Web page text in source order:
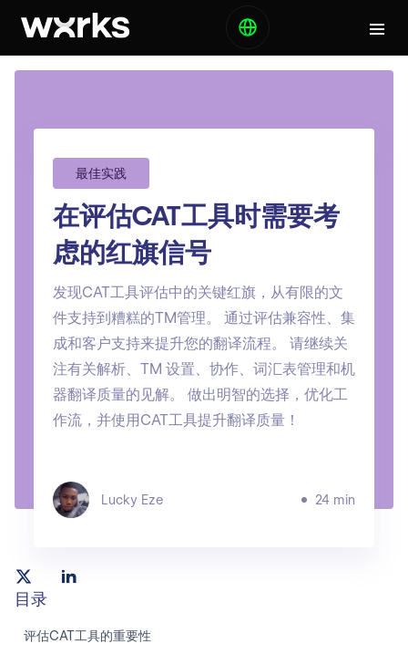
最佳实践
在评估CAT工具时需要考
虑的红旗信号
发现CAT工具评估中的关键红旗，从有限的文
件支持到糟糕的TM管理。 通过评估兼容性、集
成和客户支持来提升您的翻译流程。 请继续关
注有关解析、TM 设置、协作、词汇表管理和机
器翻译质量的见解。 做出明智的选择，优化工
作流，并使用CAT工具提升翻译质量！
Lucky Eze 24 min
目录
评估CAT工具的重要性